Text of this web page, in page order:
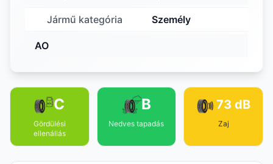
Jármű kategória Személy
AO
C
Gördülési
ellenállás
B
Nedves tapadás
73 dB
Zaj